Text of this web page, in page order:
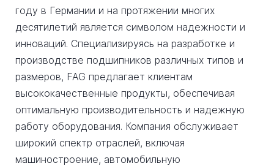
году в Германии и на протяжении многих
десятилетий является символом надежности и
инноваций. Специализируясь на разработке и
производстве подшипников различных типов и
размеров, FAG предлагает клиентам
высококачественные продукты, обеспечивая
оптимальную производительность и надежную
работу оборудования. Компания обслуживает
широкий спектр отраслей, включая
машиностроение, автомобильную